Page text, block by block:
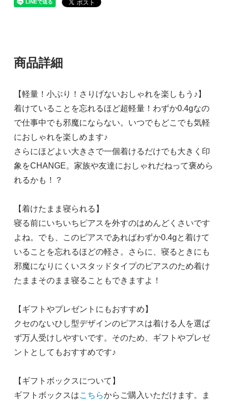
商品詳細
【軽量！小ぶり！さりげないおしゃれを楽しもう♪】
着けていることを忘れるほど超軽量！わずか0.4gなの
で仕事中でも邪魔にならない。いつでもどこでも気軽
におしゃれを楽しめます♪
さらにほどよい大きさで一個着けるだけでも大きく印
象をCHANGE。家族や友達におしゃれだねって褒めら
れるかも！？
【着けたまま寝られる】
寝る前にいちいちピアスを外すのはめんどくさいです
よね。でも、このピアスであればわずか0.4gと着けて
いることを忘れるほどの軽さ。さらに、寝るときにも
邪魔になりにくいスタッドタイプのピアスのため着け
たままそのまま寝ることもできますよ！
【ギフトやプレゼントにもおすすめ】
クセのないひし型デザインのピアスは着ける人を選ば
ず万人受けしやすいです。そのため、ギフトやプレゼ
ントとしてもおすすめです♪
【ギフトボックスについて】
ギフトボックスはこちらからご購入いただけます。ま